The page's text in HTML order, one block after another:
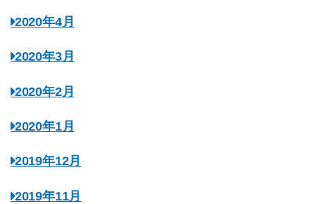
2020年4月
2020年3月
2020年2月
2020年1月
2019年12月
2019年11月